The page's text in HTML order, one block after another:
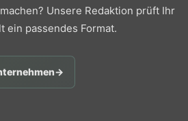
Unsere Redaktion prüft Ihr
ein passendes Format.
→